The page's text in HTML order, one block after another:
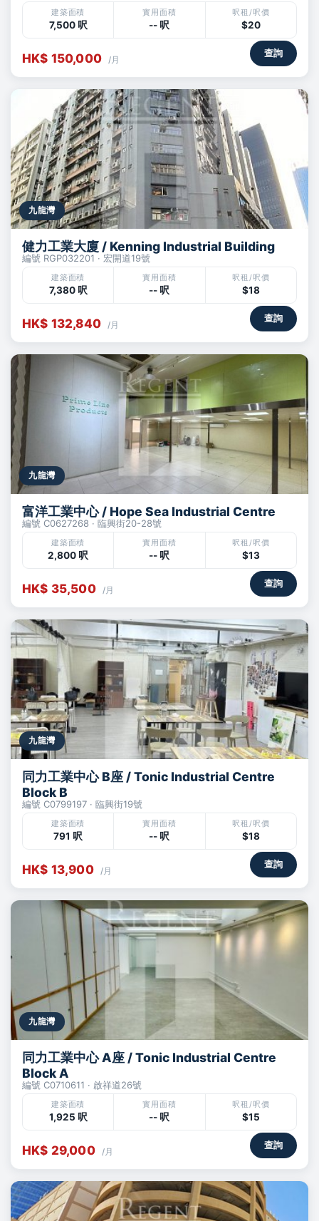
建築面積
7,500 呎
實用面積
-- 呎
呎租/呎價
$20
HK$ 150,000 /月
查詢
九龍灣
健力工業大廈 / Kenning Industrial Building
編號 RGP032201 · 宏開道19號
建築面積
7,380 呎
實用面積
-- 呎
呎租/呎價
$18
HK$ 132,840 /月
查詢
九龍灣
富洋工業中心 / Hope Sea Industrial Centre
編號 C0627268 · 臨興街20-28號
建築面積
2,800 呎
實用面積
-- 呎
呎租/呎價
$13
HK$ 35,500 /月
查詢
九龍灣
同力工業中心 B座 / Tonic Industrial Centre
Block B
編號 C0799197 · 臨興街19號
建築面積
791 呎
實用面積
-- 呎
呎租/呎價
$18
HK$ 13,900 /月
查詢
九龍灣
同力工業中心 A座 / Tonic Industrial Centre
Block A
編號 C0710611 · 啟祥道26號
建築面積
1,925 呎
實用面積
-- 呎
呎租/呎價
$15
HK$ 29,000 /月
查詢